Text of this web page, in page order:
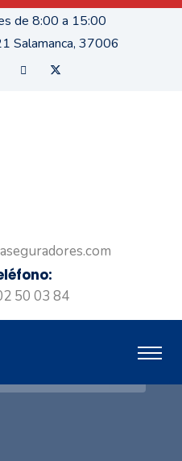
de 8:00 a 15:00
Salamanca, 37006
50 03 84